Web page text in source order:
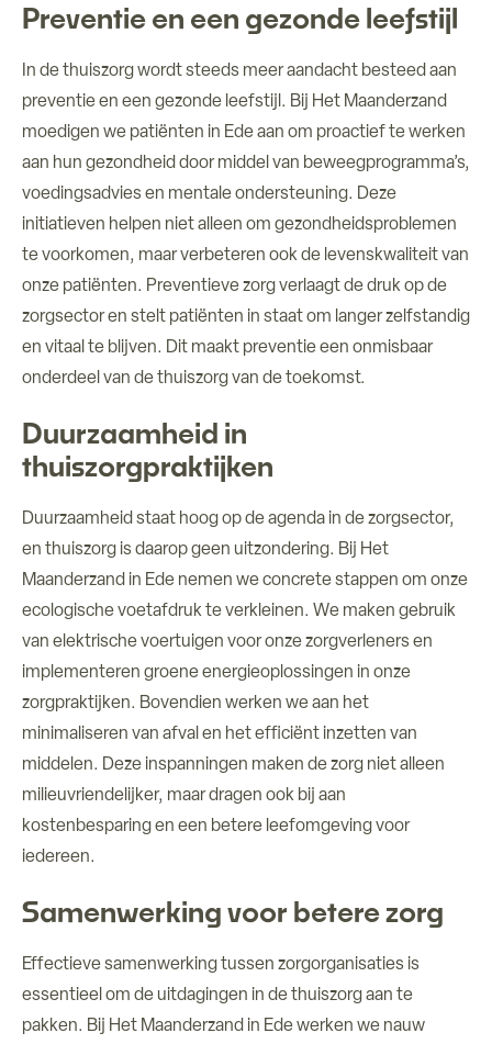
Preventie en een gezonde leefstijl
In de thuiszorg wordt steeds meer aandacht besteed aan
preventie en een gezonde leefstijl. Bij Het Maanderzand
moedigen we patiënten in Ede aan om proactief te werken
aan hun gezondheid door middel van beweegprogramma’s,
voedingsadvies en mentale ondersteuning. Deze
initiatieven helpen niet alleen om gezondheidsproblemen
te voorkomen, maar verbeteren ook de levenskwaliteit van
onze patiënten. Preventieve zorg verlaagt de druk op de
zorgsector en stelt patiënten in staat om langer zelfstandig
en vitaal te blijven. Dit maakt preventie een onmisbaar
onderdeel van de thuiszorg van de toekomst.
Duurzaamheid in
thuiszorgpraktijken
Duurzaamheid staat hoog op de agenda in de zorgsector,
en thuiszorg is daarop geen uitzondering. Bij Het
Maanderzand in Ede nemen we concrete stappen om onze
ecologische voetafdruk te verkleinen. We maken gebruik
van elektrische voertuigen voor onze zorgverleners en
implementeren groene energieoplossingen in onze
zorgpraktijken. Bovendien werken we aan het
minimaliseren van afval en het efficiënt inzetten van
middelen. Deze inspanningen maken de zorg niet alleen
milieuvriendelijker, maar dragen ook bij aan
kostenbesparing en een betere leefomgeving voor
iedereen.
Samenwerking voor betere zorg
Effectieve samenwerking tussen zorgorganisaties is
essentieel om de uitdagingen in de thuiszorg aan te
pakken. Bij Het Maanderzand in Ede werken we nauw